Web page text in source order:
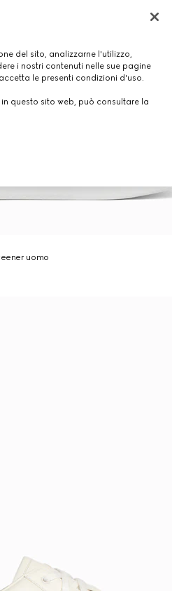
uomo
del sito, analizzarne l'utilizzo,
i nostri contenuti nelle sue pagine
le presenti condizioni d'uso.
questo sito web, può consultare la